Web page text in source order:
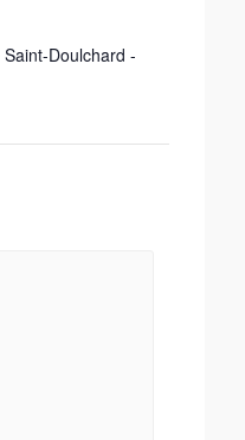
Saint-Doulchard -